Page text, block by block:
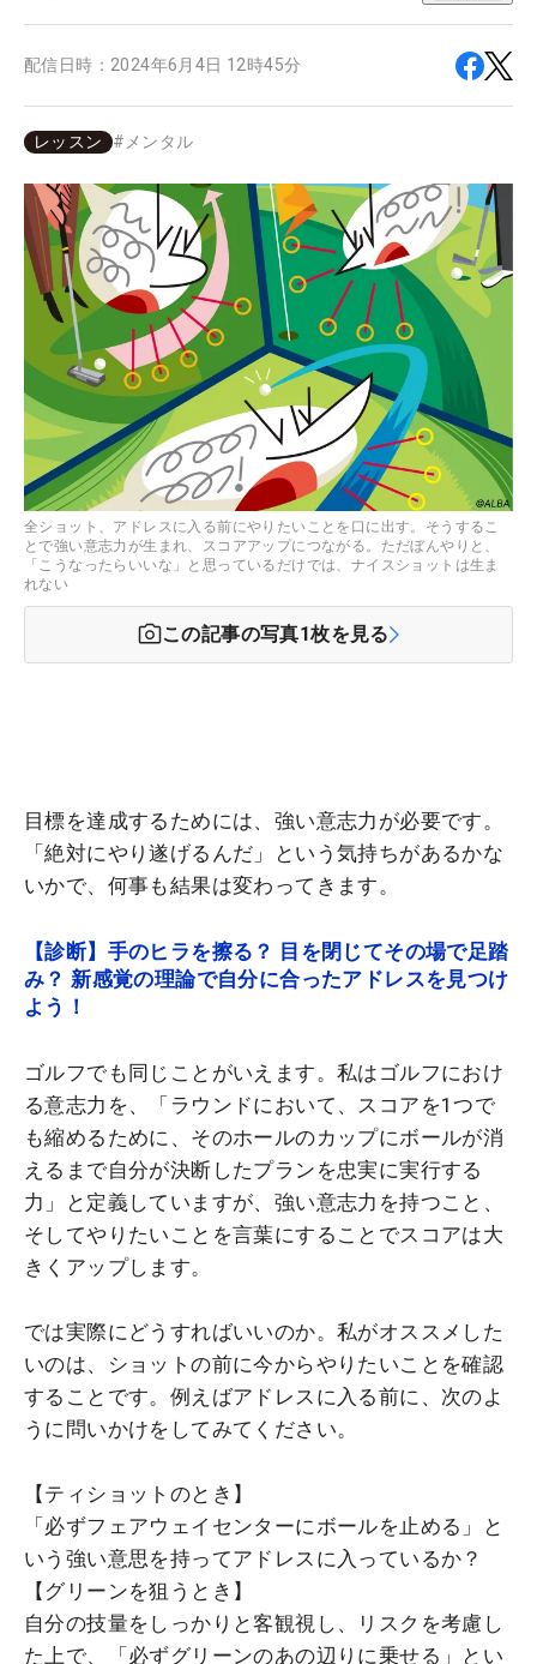
配信日時： 2024年6月4日 12時45分
レッスン #メンタル
全ショット、アドレスに入る前にやりたいことを口に出す。そうするこ
とで強い意志力が生まれ、スコアアップにつながる。ただぼんやりと、
「こうなったらいいな」と思っているだけでは、ナイスショットは生ま
れない
この記事の写真1枚を見る
目標を達成するためには、強い意志力が必要です。
「絶対にやり遂げるんだ」という気持ちがあるかな
いかで、何事も結果は変わってきます。
【診断】手のヒラを擦る？ 目を閉じてその場で足踏
み？ 新感覚の理論で自分に合ったアドレスを見つけ
よう！
ゴルフでも同じことがいえます。私はゴルフにおけ
る意志力を、「ラウンドにおいて、スコアを1つで
も縮めるために、そのホールのカップにボールが消
えるまで自分が決断したプランを忠実に実行する
力」と定義していますが、強い意志力を持つこと、
そしてやりたいことを言葉にすることでスコアは大
きくアップします。
では実際にどうすればいいのか。私がオススメした
いのは、ショットの前に今からやりたいことを確認
することです。例えばアドレスに入る前に、次のよ
うに問いかけをしてみてください。
【ティショットのとき】
「必ずフェアウェイセンターにボールを止める」と
いう強い意思を持ってアドレスに入っているか？
【グリーンを狙うとき】
自分の技量をしっかりと客観視し、リスクを考慮し
た上で、「必ずグリーンのあの辺りに乗せる」とい